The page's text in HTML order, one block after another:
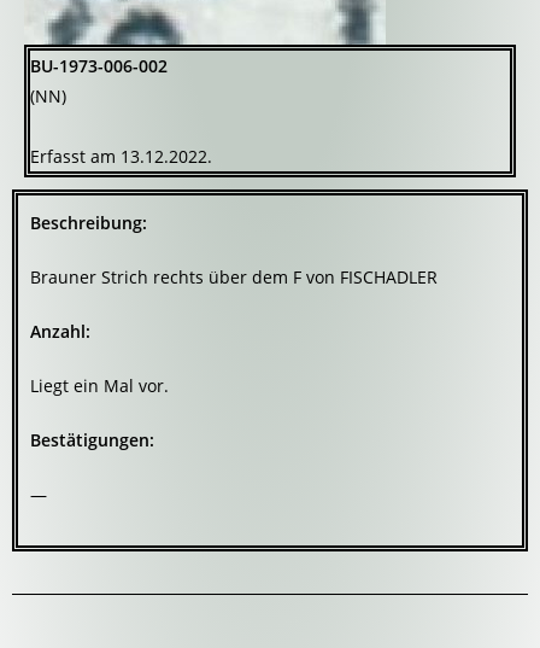
BU-1973-006-002
(NN)
Erfasst am 13.12.2022.
Beschreibung:
Brauner Strich rechts über dem F von FISCHADLER
Anzahl:
Liegt ein Mal vor.
Bestätigungen:
—